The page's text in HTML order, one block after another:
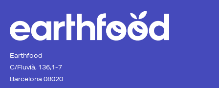
Earthfood
C/Fluvià, 136,1-7
Barcelona 08020